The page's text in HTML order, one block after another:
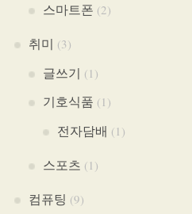
스마트폰 (2)
취미 (3)
글쓰기 (1)
기호식품 (1)
전자담배 (1)
스포츠 (1)
컴퓨팅 (9)